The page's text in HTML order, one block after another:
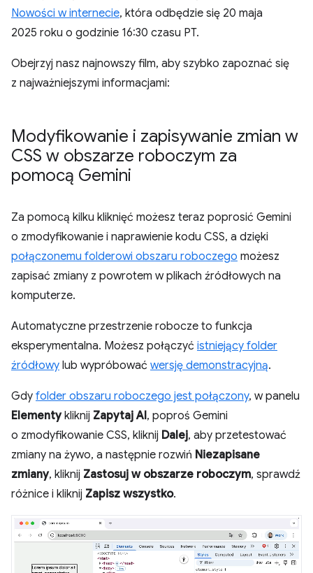
Nowości w internecie, która odbędzie się 20 maja
2025 roku o godzinie 16:30 czasu PT.
Obejrzyj nasz najnowszy film, aby szybko zapoznać się
z najważniejszymi informacjami:
Modyfikowanie i zapisywanie zmian w
CSS w obszarze roboczym za
pomocą Gemini
Za pomocą kilku kliknięć możesz teraz poprosić Gemini
o zmodyfikowanie i naprawienie kodu CSS, a dzięki
połączonemu folderowi obszaru roboczego możesz
zapisać zmiany z powrotem w plikach źródłowych na
komputerze.
Automatyczne przestrzenie robocze to funkcja
eksperymentalna. Możesz połączyć istniejący folder
źródłowy lub wypróbować wersję demonstracyjną.
Gdy folder obszaru roboczego jest połączony, w panelu
Elementykliknij Zapytaj AI, poproś Gemini
o zmodyfikowanie CSS, kliknij Dalej, aby przetestować
zmiany na żywo, a następnie rozwiń Niezapisane
zmiany, kliknij Zastosuj w obszarze roboczym, sprawdź
różnice i kliknij Zapisz wszystko.